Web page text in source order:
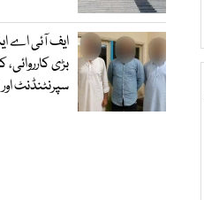
ایف آئی اے
بڑی
سپرنٹنڈنٹ